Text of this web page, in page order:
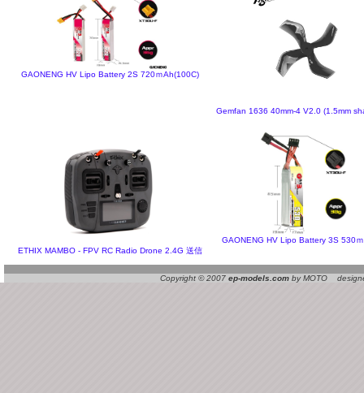
GAONENG HV Lipo Battery 2S 720ｍAh(100C)
Gemfan 1636 40mm-4 V2.0 (1.5mm
ETHIX MAMBO - FPV RC Radio Drone 2.4G 送信
GAONENG HV Lipo Battery 3S 530
Copyright © 2007 ep-models.com by MOTO